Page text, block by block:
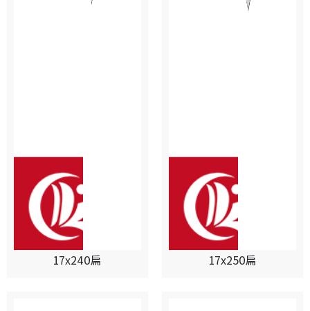
17x240扁 17x250扁